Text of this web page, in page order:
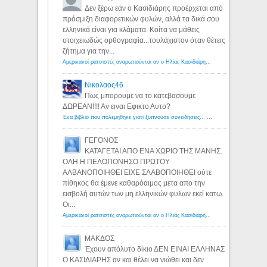
Δεν ξέρω εάν ο Κασιδιάρης προέρχεται από
πρόσμιξη διαφορετικών φυλών, αλλά τα δικά σου
ελληνικά είναι για κλάματα. Κοίτα να μάθεις
στοιχειωδώς ορθογραφία...τουλάχιστον όταν θέτεις
ζήτημα για την...
Αμερικανοί ρατσιστές αναρωτιούνται αν ο Ηλίας Κασιδιάρης ανήκει στη λευκή φυλή... - Λόγιος Ερμής
Νικολαος46
Πως μπορουμε να το κατεβασουμε
ΔΩΡΕΑΝ!!!! Αν ειναι Εφικτο Αυτο?
Ένα βιβλίο που πολεμήθηκε γιατί ξυπνούσε συνειδήσεις... - Λόγιος Ερμής | Η γνώση ξεκινάει με την αναζήτηση...
ΓΕΓΟΝΟΣ
ΚΑΤΑΓΕΤΑΙ ΑΠΟ ΕΝΑ ΧΩΡΙΟ ΤΗΣ ΜΑΝΗΣ.
ΟΛΗ Η ΠΕΛΟΠΟΝΗΣΟ ΠΡΩΤΟΥ
ΑΛΒΑΝΟΠΟΙΗΘΕΙ ΕΙΧΕ ΣΛΑΒΟΠΟΙΗΘΕΙ ούτε
πίθηκος θα έμενε καθαρόαιμος μετα απο την
εισβολή αυτών των μη ελληνικών φυλων εκεί κατω.
Οι...
Αμερικανοί ρατσιστές αναρωτιούνται αν ο Ηλίας Κασιδιάρης ανήκει στη λευκή φυλή... - Λόγιος Ερμής
ΜΑΚΔΟΣ
Έχουν απόλυτο δίκιο ΔΕΝ ΕΙΝΑΙ ΕΛΛΗΝΑΣ
Ο ΚΑΣΙΔΙΑΡΗΣ αν και θέλει να νιώθει και δεν